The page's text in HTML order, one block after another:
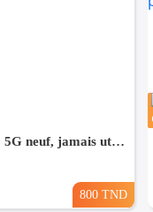
Samsung Galaxy A56 5G neuf, jamais utilisé
800 TND